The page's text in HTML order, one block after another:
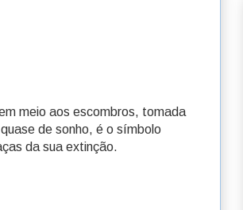
meio aos escombros, tomada
de sonho, é o símbolo
da sua extinção.